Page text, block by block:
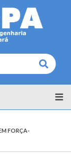
Buscar
FORÇA-